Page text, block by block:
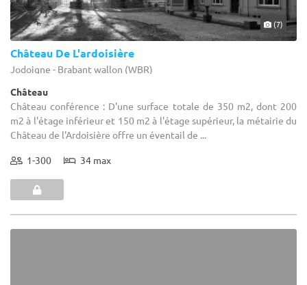
(7)
Château De L'ardoisière
Jodoigne - Brabant wallon (WBR)
Château
Château conférence : D'une surface totale de 350 m2, dont 200
m2 à l'étage inférieur et 150 m2 à l'étage supérieur, la métairie du
Château de l'Ardoisière offre un éventail de ...
1-300 34 max